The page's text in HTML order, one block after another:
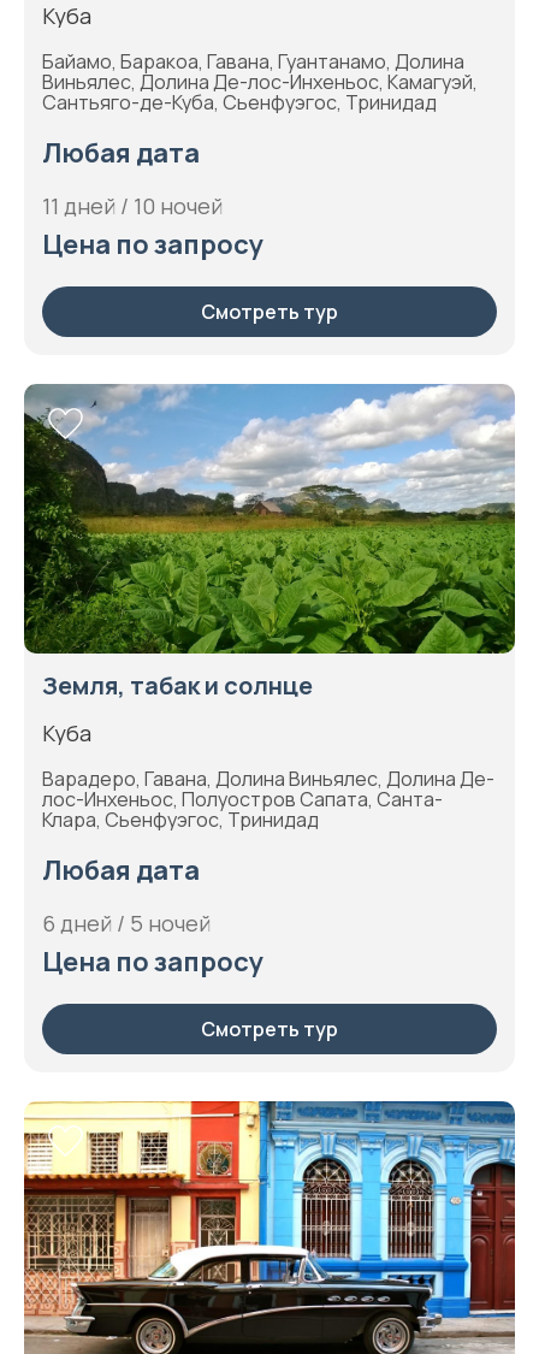
Куба
Байамо, Баракоа, Гавана, Гуантанамо, Долина
Виньялес, Долина Де-лос-Инхеньос, Камагуэй,
Сантьяго-де-Куба, Сьенфуэгос, Тринидад
Любая дата
11 дней / 10 ночей
Цена по запросу
Смотреть тур
Земля, табак и солнце
Куба
Варадеро, Гавана, Долина Виньялес, Долина Де-
лос-Инхеньос, Полуостров Сапата, Санта-
Клара, Сьенфуэгос, Тринидад
Любая дата
6 дней / 5 ночей
Цена по запросу
Смотреть тур